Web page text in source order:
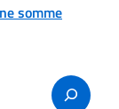
somme